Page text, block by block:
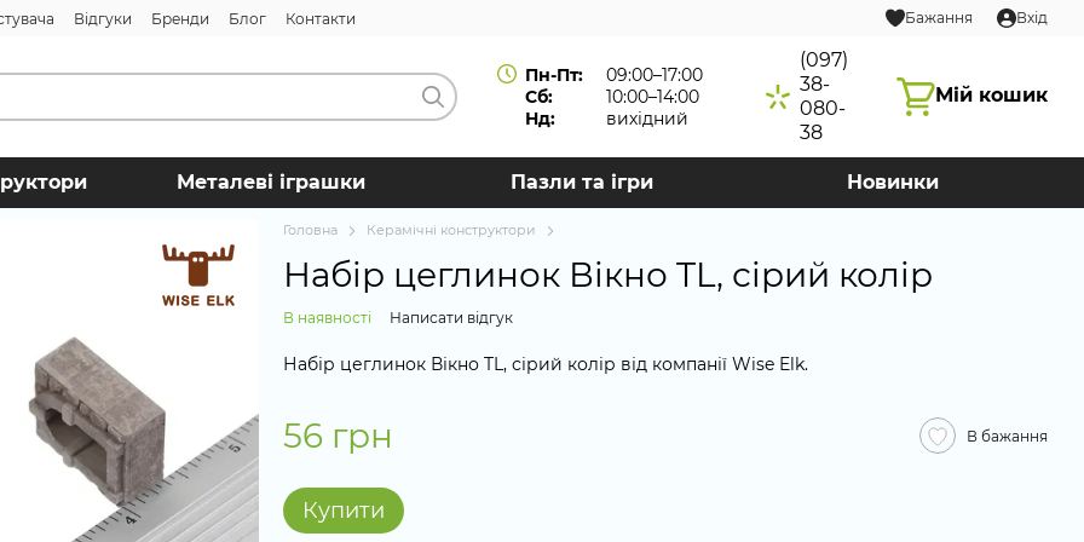
Відгуки Бренди Блог Контакти Бажання Вхід
Пн-Пт:
09:00–17:00
Сб:
10:00–14:00
Нд:
вихідний
(097)
38-
080-
38
Мій кошик
Металеві іграшки Пазли та ігри Новинки
Головна Керамічні конструктори
Набір цеглинок Вікно TL, сірий колір
В наявності Написати відгук
Набір цеглинок Вікно TL, сірий колір від компанії Wise Elk.
56 грн В бажання
Купити